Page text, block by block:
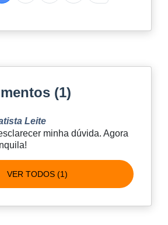
(1)
Leite
minha dúvida. Agora
VER TODOS (1)